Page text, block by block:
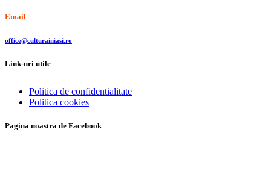
Email
office@culturainiasi.ro
Link-uri utile
Politica de confidentialitate
Politica cookies
Pagina noastra de Facebook